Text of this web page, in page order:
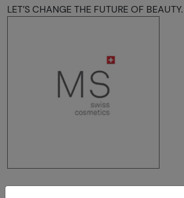
LET’S CHANGE THE FUTURE OF